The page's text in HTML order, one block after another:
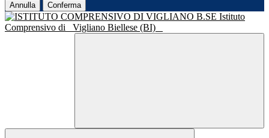
Annulla Conferma
Istituto
Comprensivo di
Vigliano Biellese (BI)